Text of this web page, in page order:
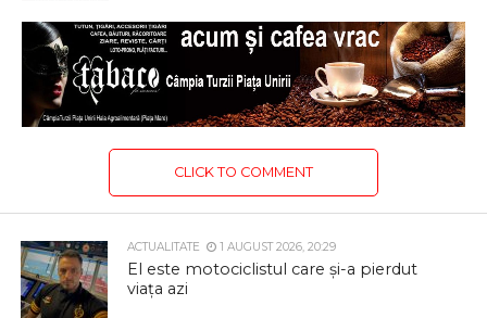
CLICK TO COMMENT
ACTUALITATE 1 AUGUST 2026, 20:29
El este motociclistul care și-a pierdut
viața azi